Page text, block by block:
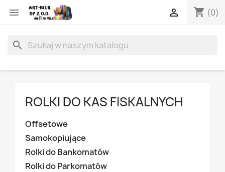
 shopping_cart (0)

search
ROLKI DO KAS FISKALNYCH
Offsetowe
Samokopiujące
Rolki do Bankomatów
Rolki do Parkomatów